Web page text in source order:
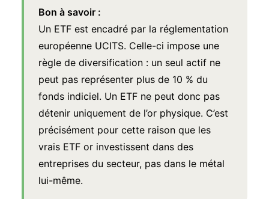
Bon à savoir :
Un ETF est encadré par la réglementation
européenne UCITS. Celle-ci impose une
règle de diversification : un seul actif ne
peut pas représenter plus de 10 % du
fonds indiciel. Un ETF ne peut donc pas
détenir uniquement de l’or physique. C’est
précisément pour cette raison que les
vrais ETF or investissent dans des
entreprises du secteur, pas dans le métal
lui-même.